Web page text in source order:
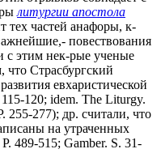
литургии апостола
тех частей анафоры, к-
повествования
с этим нек-рые ученые
Страсбургский
евхаристической
120; idem. The Liturgy.
277); др. считали, что
на утраченных
489-515; Gamber. S. 31-